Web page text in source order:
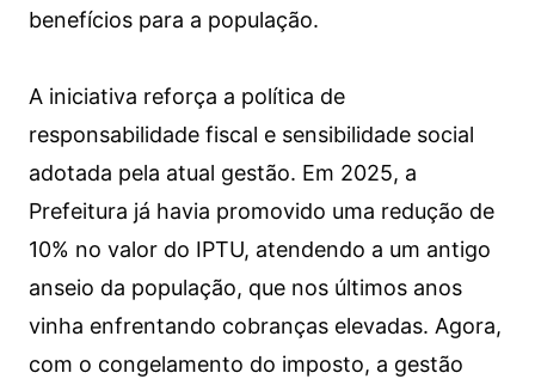
benefícios para a população.
A iniciativa reforça a política de
responsabilidade fiscal e sensibilidade social
adotada pela atual gestão. Em 2025, a
Prefeitura já havia promovido uma redução de
10% no valor do IPTU, atendendo a um antigo
anseio da população, que nos últimos anos
vinha enfrentando cobranças elevadas. Agora,
com o congelamento do imposto, a gestão